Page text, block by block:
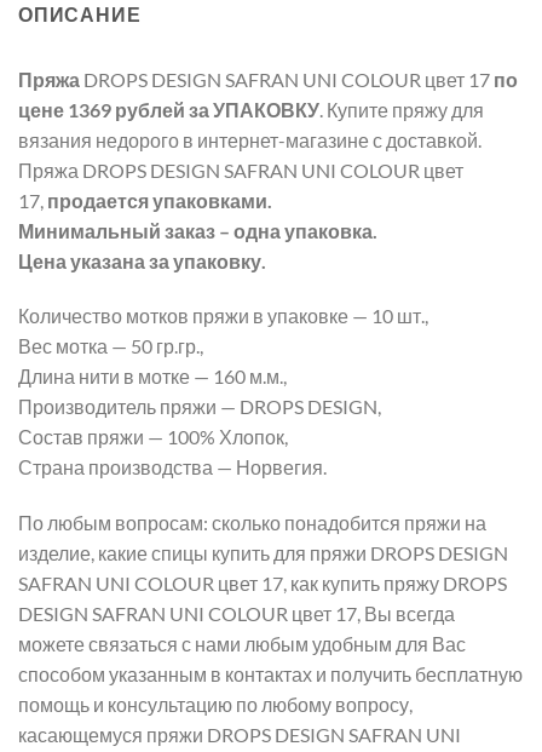
ОПИСАНИЕ
Пряжа DROPS DESIGN SAFRAN UNI COLOUR цвет 17 по
цене 1369 рублей за УПАКОВКУ . Купите пряжу для
вязания недорого в интернет-магазине с доставкой.
Пряжа DROPS DESIGN SAFRAN UNI COLOUR цвет
17, продается упаковками.
Минимальный заказ – одна упаковка.
Цена указана за упаковку.
Количество мотков пряжи в упаковке — 10 шт.,
Вес мотка — 50 гр.гр.,
Длина нити в мотке — 160 м.м.,
Производитель пряжи — DROPS DESIGN,
Состав пряжи — 100% Хлопок,
Страна производства — Норвегия.
По любым вопросам: сколько понадобится пряжи на
изделие, какие спицы купить для пряжи DROPS DESIGN
SAFRAN UNI COLOUR цвет 17, как купить пряжу DROPS
DESIGN SAFRAN UNI COLOUR цвет 17, Вы всегда
можете связаться с нами любым удобным для Вас
способом указанным в контактах и получить бесплатную
помощь и консультацию по любому вопросу,
касающемуся пряжи DROPS DESIGN SAFRAN UNI